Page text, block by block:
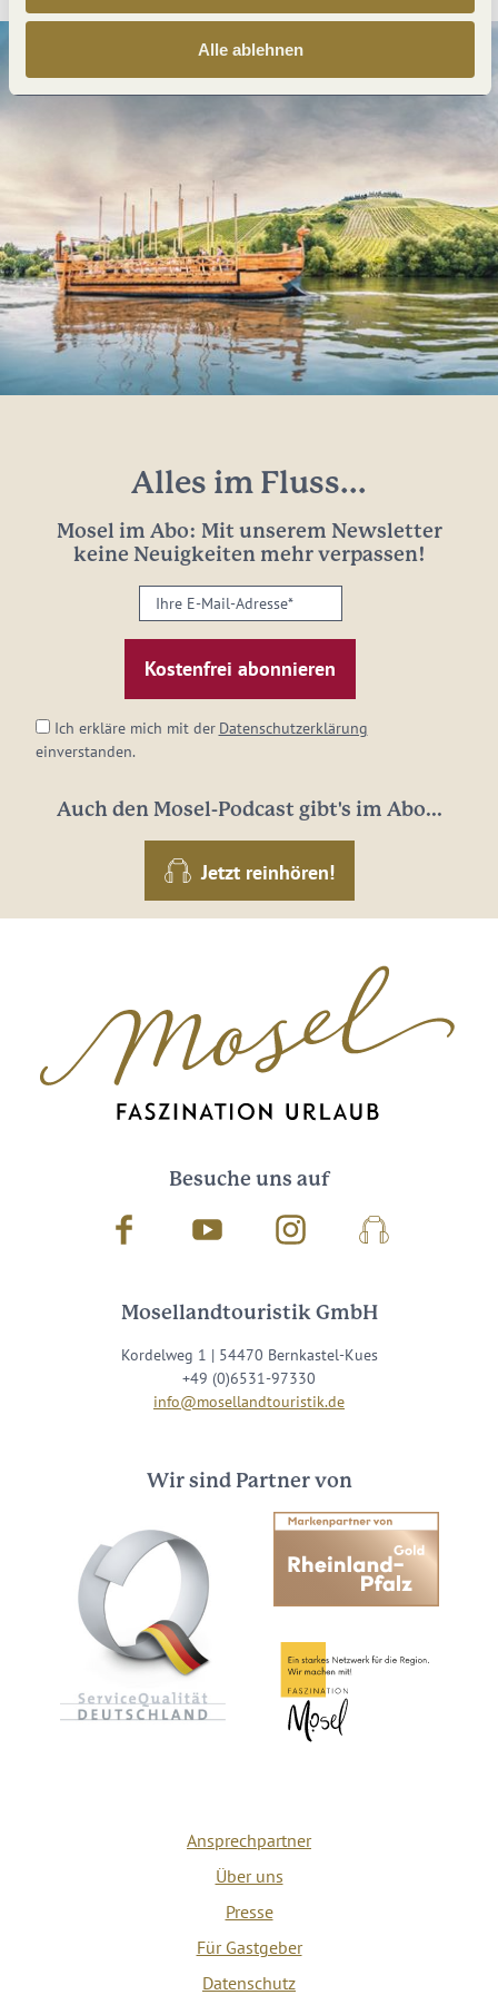
Alle ablehnen
Alles im Fluss...
Mosel im Abo: Mit unserem Newsletter
keine Neuigkeiten mehr verpassen!
Ihre
E-
Mail-
Adresse:
Ich erkläre mich mit der Datenschutzerklärung
einverstanden.
Auch den Mosel-Podcast gibt's im Abo...
Jetzt reinhören!
Besuche uns auf
Facebook Youtube InstagramPodcast
Mosellandtouristik GmbH
Kordelweg 1 | 54470 Bernkastel-Kues
+49 (0)6531-97330
info@mosellandtouristik.de
Wir sind Partner von
Ansprechpartner
Über uns
Presse
Für Gastgeber
Datenschutz